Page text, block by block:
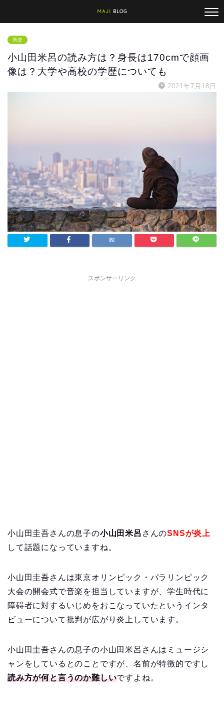
MAJI BLOG
音楽
小山田米呂の読み方は？身長は170cmで顔画
像は？大学や高校の学歴についても
2021年7月18日
スポンサーリンク
小山田圭吾さんの息子の小山田米呂 さんのSNSが炎上
して話題になっていますね。
小山田圭吾さんは東京オリンピック・パラリンピック
大会の開会式で音楽を担当していますが、学生時代に
障碍者に対するいじめをおこなっていたというインタ
ビューについて批判が広がり炎上しています。
小山田圭吾さんの息子の小山田米呂さんはミュージシ
ャンをしているとのことですが、名前が特徴的ですし
読み方が何と言うのか難しいですよね。